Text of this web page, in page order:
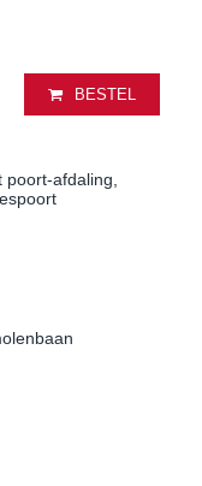
BESTEL
afdaling,